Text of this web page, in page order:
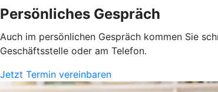
Persönliches Gespräch
Auch im persönlichen Gespräch kommen Sie
Geschäftsstelle oder am Telefon.
Jetzt Termin vereinbaren